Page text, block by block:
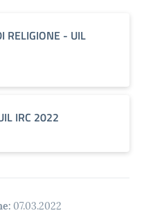
RELIGIONE - UIL
IRC 2022
07.03.2022